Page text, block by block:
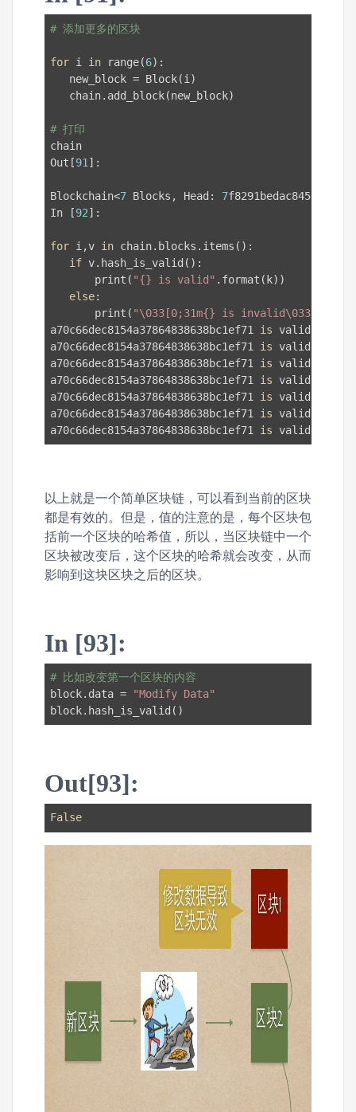
# 添加更多的区块
for i in range(6):
new_block = Block(i)
chain.add_block(new_block)
# 打印
chain
Out[91 ]:
Blockchain<7 Blocks, Head: 7
In [92]:
for i,v in chain.blocks.items():
if v.hash_is_valid():
print( "{} is valid" .format(k))
else:
print( "\033[0;31m{} is invalid\033[0m"
a70c66dec8154a37864838638bc1ef71 is valid
a70c66dec8154a37864838638bc1ef71 is valid
a70c66dec8154a37864838638bc1ef71 is valid
a70c66dec8154a37864838638bc1ef71 is valid
a70c66dec8154a37864838638bc1ef71 is valid
a70c66dec8154a37864838638bc1ef71 is valid
a70c66dec8154a37864838638bc1ef71 is valid
以上就是一个简单区块链，可以看到当前的区块
都是有效的。但是，值的注意的是，每个区块包
括前一个区块的哈希值，所以，当区块链中一个
区块被改变后，这个区块的哈希就会改变，从而
影响到这块区块之后的区块。
In [93]:
# 比如改变第一个区块的内容
block.data =
"Modify Data"
block.hash_is_valid()
Out[93]:
False